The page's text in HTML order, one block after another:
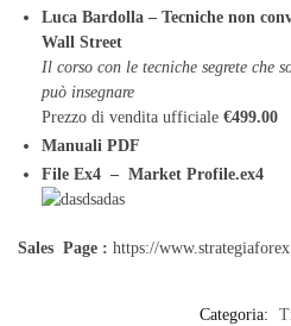
Luca Bardolla – Tecniche non
Wall Street
Il corso con le tecniche segrete che
può insegnare
Prezzo di vendita ufficiale €499.00
Manuali PDF
File Ex4 – Market Profile.ex4
Sales Page : https://
Categoria: